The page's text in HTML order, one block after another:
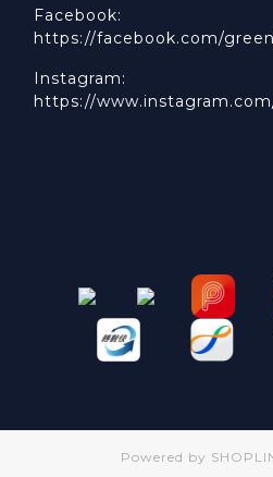
Facebook:
https://facebook.com/
Instagram:
https://
Powered by